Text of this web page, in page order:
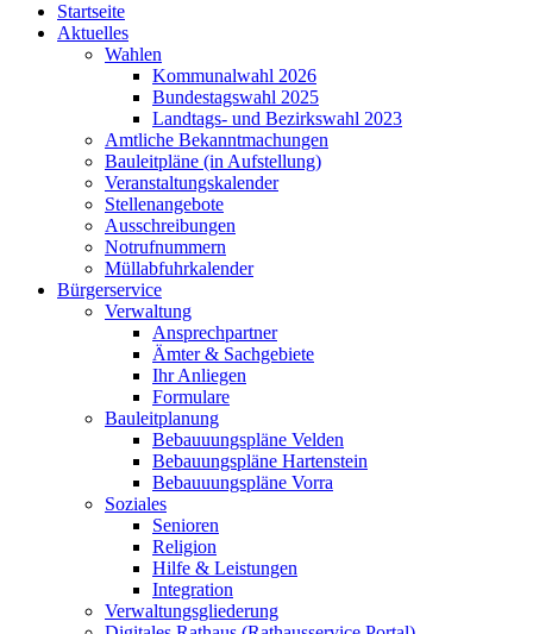
Startseite
Aktuelles
Wahlen
Kommunalwahl 2026
Bundestagswahl 2025
Landtags- und Bezirkswahl 2023
Amtliche Bekanntmachungen
Bauleitpläne (in Aufstellung)
Veranstaltungskalender
Stellenangebote
Ausschreibungen
Notrufnummern
Müllabfuhrkalender
Bürgerservice
Verwaltung
Ansprechpartner
Ämter & Sachgebiete
Ihr Anliegen
Formulare
Bauleitplanung
Bebauuungspläne Velden
Bebauungspläne Hartenstein
Bebauuungspläne Vorra
Soziales
Senioren
Religion
Hilfe & Leistungen
Integration
Verwaltungsgliederung